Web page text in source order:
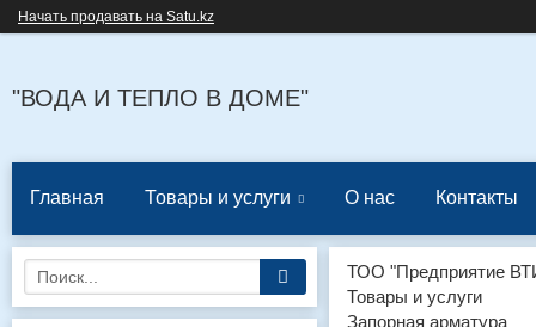
Начать продавать на Satu.kz
"ВОДА И ТЕПЛО В ДОМЕ"
Главная Товары и услуги О нас Контакты
ТОО "Предприятие
Товары и услуги
Запорная арматура